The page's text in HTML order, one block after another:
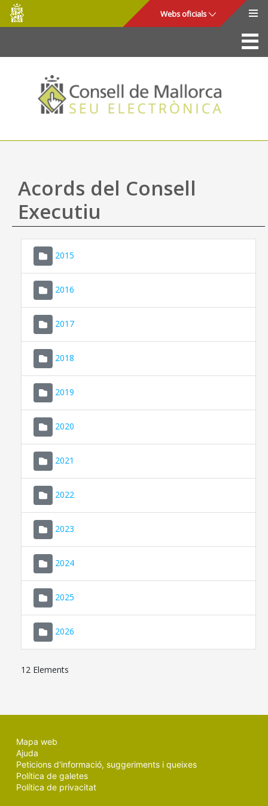
Salta al contingut principal
Consell
de
Mallorca
Webs oficials
La Seu
Consell de Mallorca
Accés i seguretat
Utilitats
Ajuda
Acords del Consell
Executiu
2015
2016
2017
2018
2019
2020
2021
2022
2023
2024
2025
2026
12 Elements
Mapa web
Ajuda
Peticions d'informació, suggeriments i queixes
Política de galetes
Política de privacitat